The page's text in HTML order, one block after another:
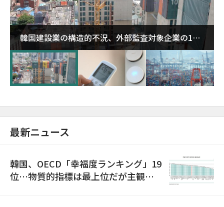
韓国建設業の構造的不況、外部監査対象企業の1割
超が「ゾンビ企業」に…5年で2.8倍増
最新ニュース
韓国、OECD「幸福度ランキング」19
位…物質的指標は最上位だが主観的